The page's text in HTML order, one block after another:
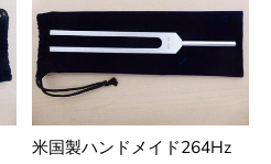
米国製ハンドメイド264Hz